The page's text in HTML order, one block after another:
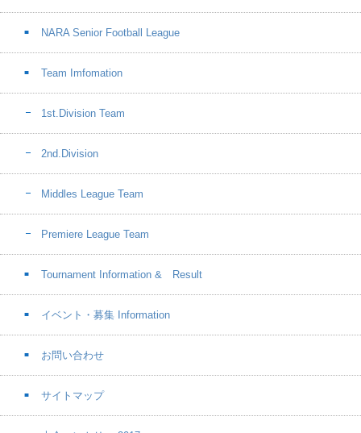
NARA Senior Football League
Team Imfomation
1st.Division Team
2nd.Division
Middles League Team
Premiere League Team
Tournament Information & Result
イベント・募集 Information
お問い合わせ
サイトマップ